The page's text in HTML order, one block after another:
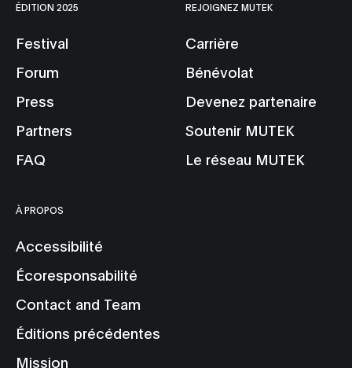
ÉDITION 2025
Festival
Forum
Press
Partners
FAQ
REJOIGNEZ MUTEK
Carrière
Bénévolat
Devenez partenaire
Soutenir MUTEK
Le réseau MUTEK
À PROPOS
Accessibilité
Écoresponsabilité
Contact and Team
Éditions précédentes
Mission